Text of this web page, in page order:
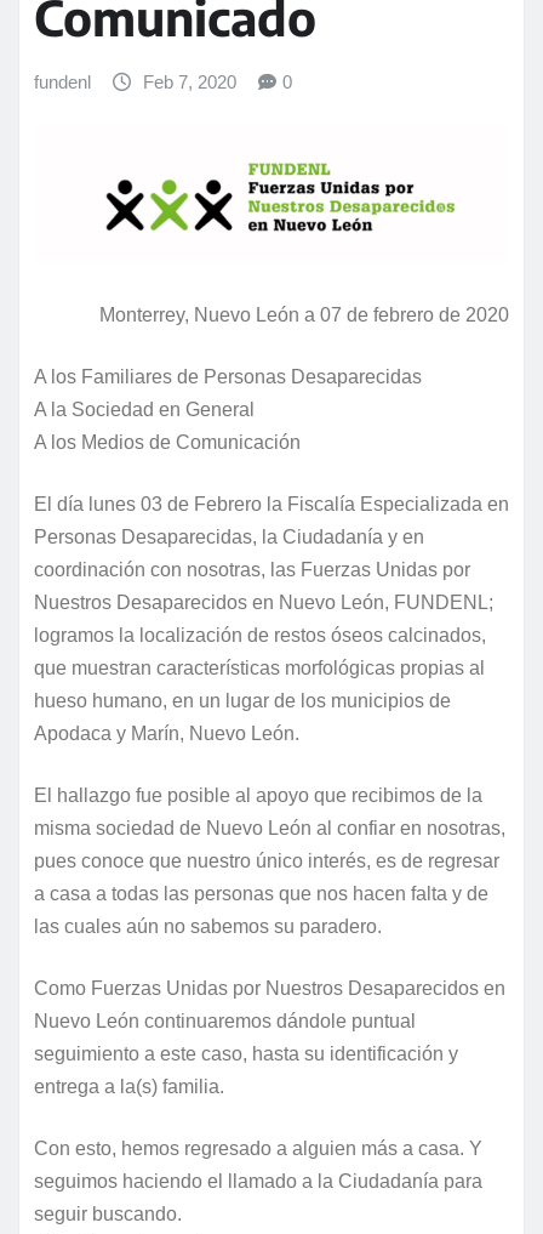
Comunicado
fundenl Feb 7, 2020 0
Monterrey, Nuevo León a 07 de febrero de 2020
A los Familiares de Personas Desaparecidas
A la Sociedad en General
A los Medios de Comunicación
El día lunes 03 de Febrero la Fiscalía Especializada en
Personas Desaparecidas, la Ciudadanía y en
coordinación con nosotras, las Fuerzas Unidas por
Nuestros Desaparecidos en Nuevo León, FUNDENL;
logramos la localización de restos óseos calcinados,
que muestran características morfológicas propias al
hueso humano, en un lugar de los municipios de
Apodaca y Marín, Nuevo León.
El hallazgo fue posible al apoyo que recibimos de la
misma sociedad de Nuevo León al confiar en nosotras,
pues conoce que nuestro único interés, es de regresar
a casa a todas las personas que nos hacen falta y de
las cuales aún no sabemos su paradero.
Como Fuerzas Unidas por Nuestros Desaparecidos en
Nuevo León continuaremos dándole puntual
seguimiento a este caso, hasta su identificación y
entrega a la(s) familia.
Con esto, hemos regresado a alguien más a casa. Y
seguimos haciendo el llamado a la Ciudadanía para
seguir buscando.